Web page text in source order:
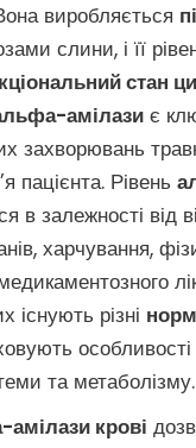
виробляється
слини, і її
стан
амілази є
захворювань
пацієнта. Рівень
в залежності від
харчування,
існують різні
та метаболізму.
крові